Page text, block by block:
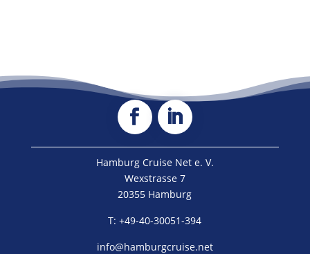
Hamburg Cruise Net e. V.
Wexstrasse 7
20355 Hamburg
T: +49-40-30051-394
info@hamburgcruise.net